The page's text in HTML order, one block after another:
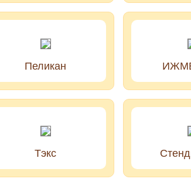
Пеликан
Тэкс